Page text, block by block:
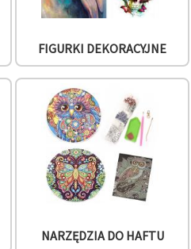
FIGURKI DEKORACYJNE
NARZĘDZIA DO HAFTU